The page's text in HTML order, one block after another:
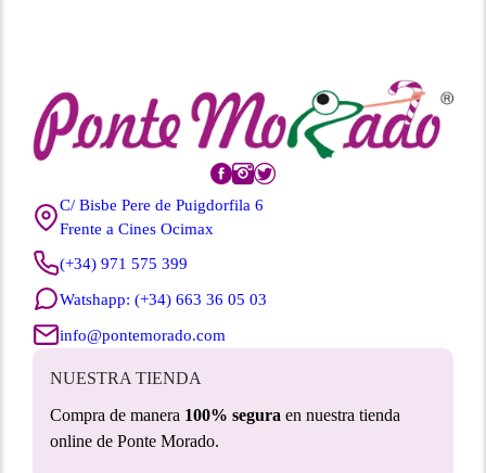
C/ Bisbe Pere de Puigdorfila 6
Frente a Cines Ocimax
(+34) 971 575 399
Watshapp: (+34) 663 36 05 03
info@pontemorado.com
NUESTRA TIENDA
Compra de manera 100% segura en nuestra tienda
online de Ponte Morado.